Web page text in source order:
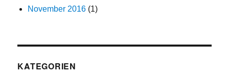
November 2016 (1)
KATEGORIEN